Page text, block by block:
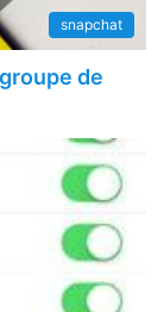
snapchat
de